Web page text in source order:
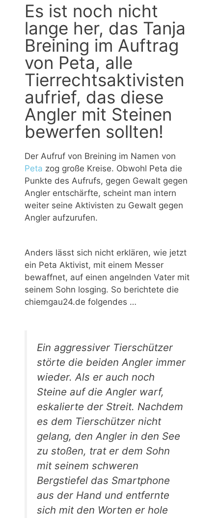
Es ist noch nicht
lange her, das Tanja
Breining im Auftrag
von Peta, alle
Tierrechtsaktivisten
aufrief, das diese
Angler mit Steinen
bewerfen sollten!
Der Aufruf von Breining im Namen von
Peta zog große Kreise. Obwohl Peta die
Punkte des Aufrufs, gegen Gewalt gegen
Angler entschärfte, scheint man intern
weiter seine Aktivisten zu Gewalt gegen
Angler aufzurufen.
Anders lässt sich nicht erklären, wie jetzt
ein Peta Aktivist, mit einem Messer
bewaffnet, auf einen angelnden Vater mit
seinem Sohn losging. So berichtete die
chiemgau24.de folgendes …
Ein aggressiver Tierschützer
störte die beiden Angler immer
wieder. Als er auch noch
Steine auf die Angler warf,
eskalierte der Streit. Nachdem
es dem Tierschützer nicht
gelang, den Angler in den See
zu stoßen, trat er dem Sohn
mit seinem schweren
Bergstiefel das Smartphone
aus der Hand und entfernte
sich mit den Worten er hole